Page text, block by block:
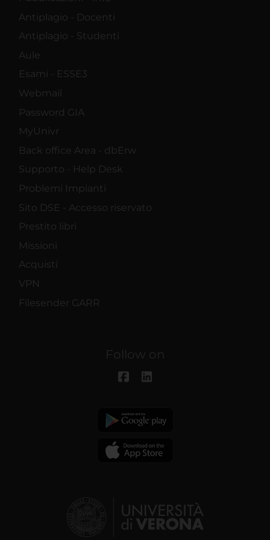
Antiplagio - Docenti
Antiplagio - Studenti
Aule
Esami - ESSE3
Webmail
Password GIA
MyUnivr
Back office Area - dbErw
Supporto - Help Desk
Problemi Impianti
Sito DSE - Accesso riservato
Prestito libri
Missioni
Acquisti
VPN
Filesender GARR
Follow on